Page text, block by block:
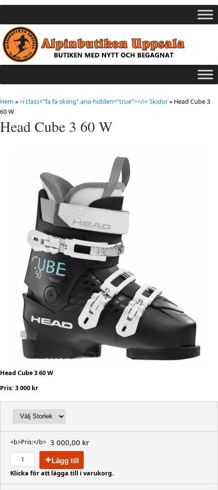
Hem »<i class="fa fa-skiing" aria-hidden="true"></i> Skidor» Head Cube 3
60 W
Head Cube 3 60 W
Head Cube 3 60 W
Pris: 3 000 kr
<b>Pris:</b> 3 000,00 kr
Lägg till
Klicka för att lägga till i varukorg.